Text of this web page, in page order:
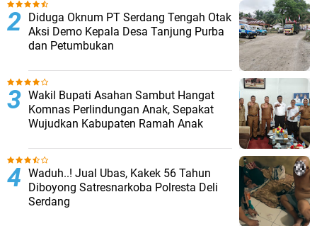
Diduga Oknum PT Serdang Tengah Otak
Aksi Demo Kepala Desa Tanjung Purba
dan Petumbukan
Wakil Bupati Asahan Sambut Hangat
Komnas Perlindungan Anak, Sepakat
Wujudkan Kabupaten Ramah Anak
Waduh..! Jual Ubas, Kakek 56 Tahun
Diboyong Satresnarkoba Polresta Deli
Serdang